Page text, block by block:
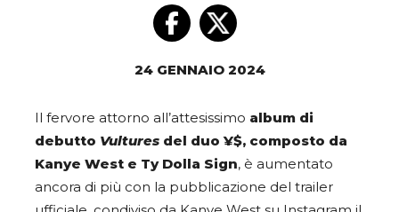
24 GENNAIO 2024
Il fervore attorno all’attesissimo album di
debutto Vultures del duo ¥$, composto da
Kanye West e Ty Dolla Sign, è aumentato
ancora di più con la pubblicazione del trailer